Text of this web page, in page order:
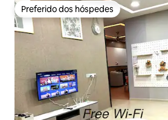
Preferido dos hóspedes
Preferido dos hóspedes